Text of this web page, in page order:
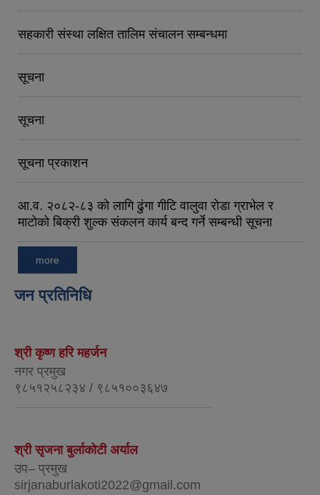
सहकारी संस्था लक्षित तालिम संचालन सम्बन्धमा
सूचना
सूचना
सूचना प्रकाशन
आ.व. २०८२-८३ को लागि ढुंगा गीटि वालुवा रोडा ग्राभेल र
माटोको बिक्री शुल्क संकलन कार्य बन्द गर्ने सम्बन्धी सूचना
more
जन प्रतिनिधि
श्री कृष्ण हरि महर्जन
नगर प्रमुख
९८५१२५८२३४ / ९८५१००३६४७
श्री सृजना बुर्लाकोटी अर्याल
उप– प्रमुख
sirjanaburlakoti2022@gmail.com